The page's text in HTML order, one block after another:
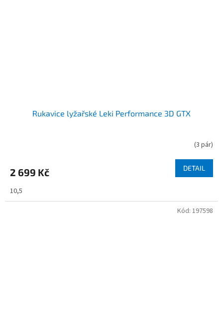
Rukavice lyžařské Leki Performance 3D GTX
(3 pár)
2 699 Kč DETAIL
10,5
Kód: 197598